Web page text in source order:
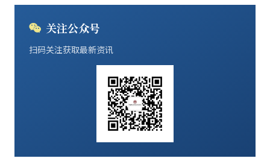
关注公众号
扫码关注获取最新资讯